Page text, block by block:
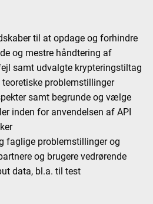
til at opdage og forhindre
og mestre håndtering af
samt udvalgte krypteringstiltag
problemstillinger
samt begrunde og vælge
inden for anvendelsen af API
faglige problemstillinger og
og brugere vedrørende
data, bl.a. til test